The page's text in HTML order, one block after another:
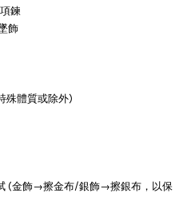
鍊
飾
殊體質或除外)
(金飾→擦金布/銀飾→擦銀布，以保